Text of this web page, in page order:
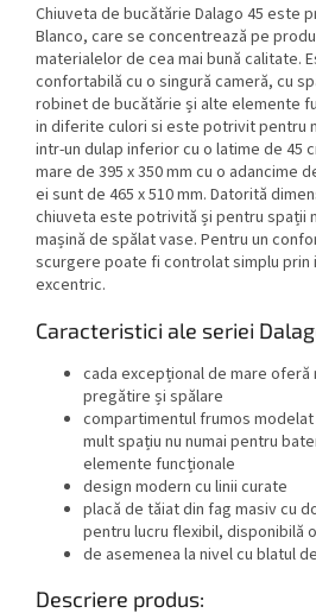
Chiuveta de bucătărie Dalago 45 este
Blanco, care se concentrează pe
materialelor de cea mai bună calitate.
confortabilă cu o singură cameră, cu
robinet de bucătărie și alte elemente
in diferite culori si este potrivit pentru
intr-un dulap inferior cu o latime de 45
mare de 395 x 350 mm cu o adancime
ei sunt de 465 x 510 mm. Datorită
chiuveta este potrivită și pentru spații
mașină de spălat vase. Pentru un
scurgere poate fi controlat simplu prin
excentric.
Caracteristici ale seriei
cada excepțional de mare
pregătire și spălare
compartimentul frumos
mult spațiu nu numai pentru
elemente funcționale
design modern cu linii curate
placă de tăiat din fag masiv cu
pentru lucru flexibil, disponibilă
de asemenea la nivel cu blatul
Descriere produs: